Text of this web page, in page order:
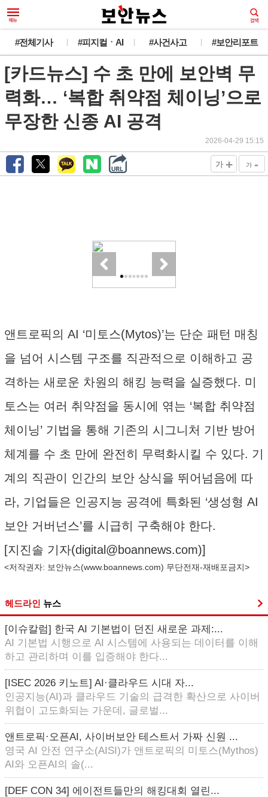
#전체기사 #피지컬ㆍAI #사건사고 #보안리포트
[카드뉴스] 수 초 만에 보안벽 무
력화… ‘복합 취약점 체이닝’으로
무장한 신종 AI 공격
2026-04-29 15:15
가 + 가 -
앤트로픽의 AI ‘미토스(Mytos)’는 단순 패턴 매칭
을 넘어 시스템 구조를 직관적으로 이해하고 공
격하는 새로운 차원의 해킹 능력을 실증했다. 미
토스는 여러 취약점을 동시에 엮는 ‘복합 취약점
체이닝’ 기법을 통해 기존의 시그니처 기반 방어
체계를 수 초 만에 완전히 무력화시킬 수 있다. 기
계의 직관이 인간의 보안 상식을 뛰어넘음에 따
라, 기업들은 인공지능 공격에 특화된 ‘생성형 AI
보안 거버넌스’를 시급히 구축해야 한다.
[지진솔 기자(digital@boannews.com)]
<저작권자: 보안뉴스(www.boannews.com) 무단전재-재배포금지>
헤드라인 뉴스
[이슈칼럼] 한국 AI 기본법이 던진 새로운 과제:...
AI 기본법 시행으로 AI 시스템에 사용되는 데이터를 이해
하고 관리하며 이를 입증해야 한다...
[ISEC 2026 키노트] AI·클라우드 시대 자...
인공지능(AI)과 클라우드 기술의 급격한 확산으로 사이버
위협이 고도화되는 가운데, 글로벌...
앤트로픽·오픈AI, 사이버보안 테스트서 가짜 신원 ...
영국 AI 안전 연구소(AISI)가 앤트로픽의 미토스(Mythos)
AI와 오픈AI의 솔(...
[DEF CON 34] 에이전트들만의 해킹대회 열린...